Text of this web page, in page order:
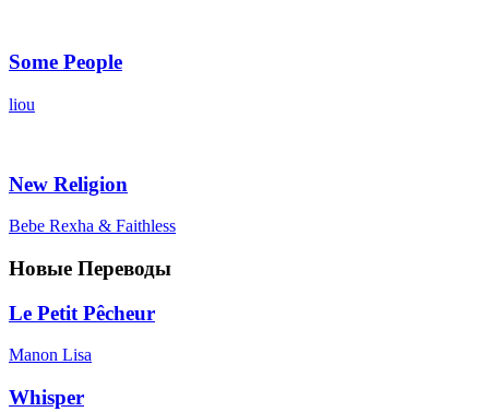
Some People
liou
New Religion
Bebe Rexha & Faithless
Новые Переводы
Le Petit Pêcheur
Manon Lisa
Whisper